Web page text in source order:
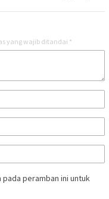
yang wajib ditandai *
peramban ini untuk